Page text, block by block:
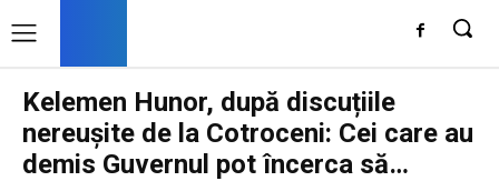
Kelemen Hunor, după discuțiile
nereușite de la Cotroceni: Cei care au
demis Guvernul pot încerca să…